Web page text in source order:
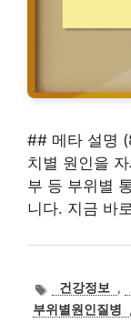
## 메타 설명
치별 원인을
부 등 부위별
니다. 지금 바
태
그
건강정보 ,
부위별원인질병
,